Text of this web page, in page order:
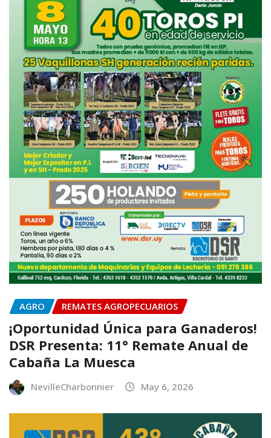
AGRO REMATES AGROPECUARIOS
¡Oportunidad Única para Ganaderos!
DSR Presenta: 11° Remate Anual de
Cabaña La Muesca
NevilleCharbonnier May 6, 2026